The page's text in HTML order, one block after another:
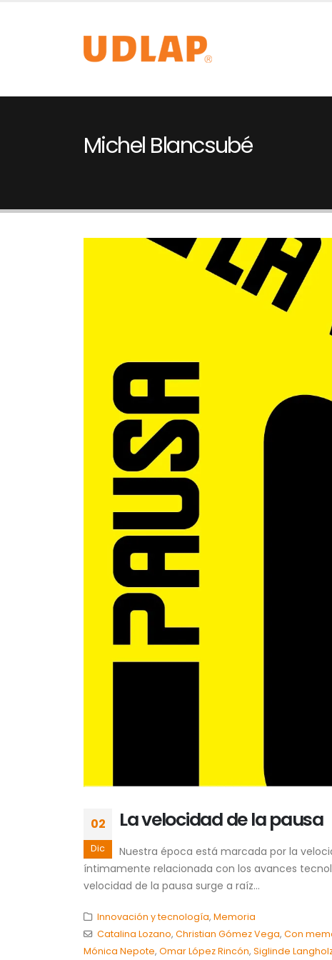
Michel Blancsubé
02
Dic
La velocidad de la pausa
Nuestra época está marcada por la
íntimamente relacionada con los avances
velocidad de la pausa surge a raíz...
Innovación y tecnología, Memoria
Catalina Lozano, Christian Gómez Vega, Con
Mónica Nepote, Omar López Rincón, Siglinde